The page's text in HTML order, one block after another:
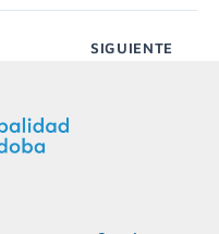
SIGUIENTE